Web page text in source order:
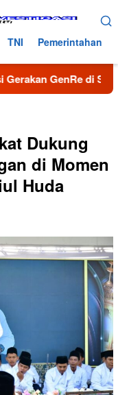
TNI Pemerintahan
di Subulussalam
Dukung
di Momen
Huda